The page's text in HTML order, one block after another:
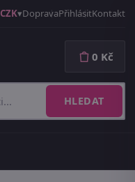
CZK DopravaPřihlásitKontakt
HLEDAT
0 Kč